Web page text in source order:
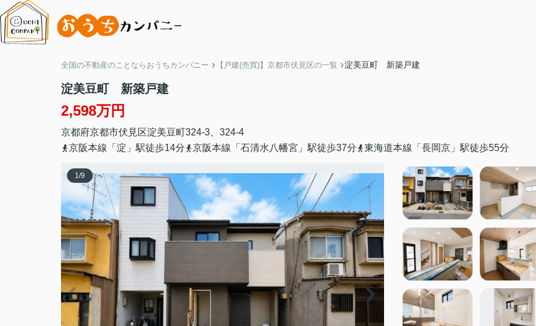
全国の不動産のことならおうちカンパニー 【戸建(売買)】京都市伏見区の一覧 淀美豆町 新築戸建
淀美豆町 新築戸建
2,598万円
京都府京都市伏見区淀美豆町324-3、324-4
京阪本線「淀」駅徒歩14分
京阪本線「石清水八幡宮」駅徒歩37分 東海道本線「長岡京」駅徒歩55分
1/9